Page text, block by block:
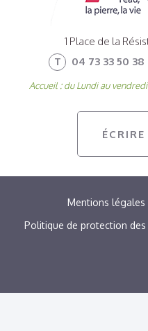
1 Place de la
T
04 73 33 50 38
Accueil : du Lundi au
MENU
PIED
Mentions légales
Politique de protection